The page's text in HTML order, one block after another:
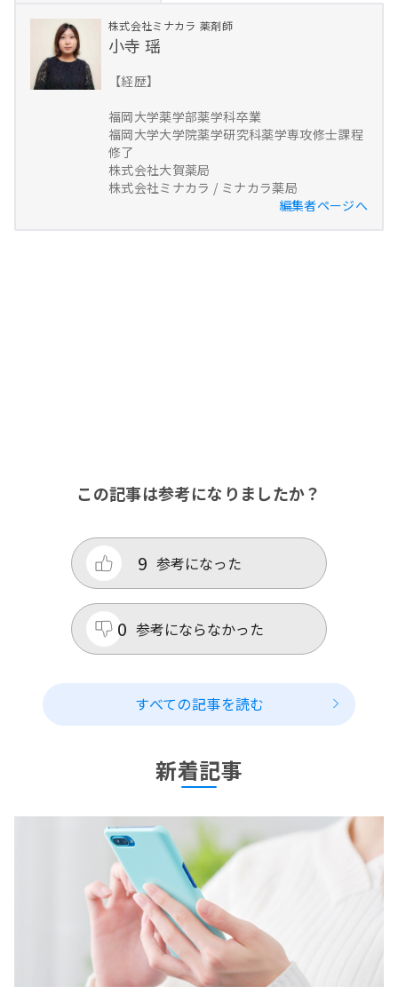
株式会社ミナカラ 薬剤師
小寺 瑶
【経歴】
福岡大学薬学部薬学科卒業
福岡大学大学院薬学研究科薬学専攻修士課程
修了
株式会社大賀薬局
株式会社ミナカラ / ミナカラ薬局
編集者ページへ
この記事は参考になりましたか？
参考になった
9
参考にならなかった
0
すべての記事を読む
新着記事